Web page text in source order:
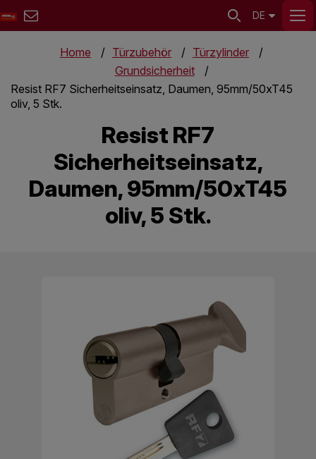
DE
Home Türzubehör
Türzylinder
Grundsicherheit
Resist RF7 Sicherheitseinsatz, Daumen, 95mm/50xT45
oliv, 5 Stk.
Resist RF7
Sicherheitseinsatz,
Daumen, 95mm/50xT45
oliv, 5 Stk.